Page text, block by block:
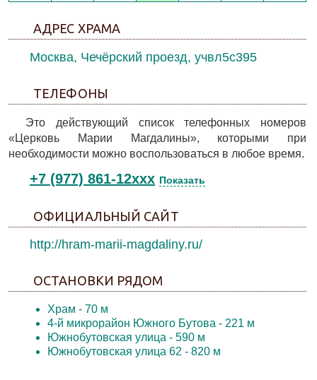
АДРЕС ХРАМА
Москва, Чечёрский проезд, учвл5с395
ТЕЛЕФОНЫ
Это действующий список телефонных номеров
«Церковь Марии Магдалины», которыми при
необходимости можно воспользоваться в любое время.
+7 (977) 861-12xxx Показать
ОФИЦИАЛЬНЫЙ САЙТ
http://hram-marii-magdaliny.ru/
ОСТАНОВКИ РЯДОМ
Храм - 70 м
4-й микрорайон Южного Бутова - 221 м
Южнобутовская улица - 590 м
Южнобутовская улица 62 - 820 м